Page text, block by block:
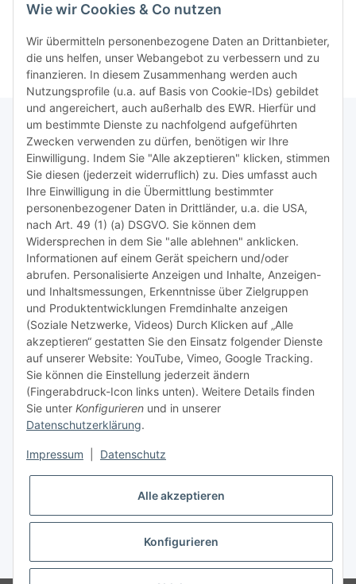
>>Containersucher
>>Goldinfoseite
TiDis Lizenzsystem
Meist besuchte Seiten:
Tipps & Tricks rund um Sublimation
TiDis Videos auf Youtube
Nachfüllpreise für Druckerpatronen
Refillservice Patronen verpacken
TiDis Druckerwerkstatt
TiDis PC & Notebookwerkstatt
TiDis eScooter Werkstatt
GIC (German Ink Company)
Der Refiller (Infoportal)
* Alle Preise inkl. gesetzlicher USt., zzgl.Versand
Wie wir Cookies & Co nutzen
Wir übermitteln personenbezogene Daten an Drittanbieter,
die uns helfen, unser Webangebot zu verbessern und zu
finanzieren. In diesem Zusammenhang werden auch
Nutzungsprofile (u.a. auf Basis von Cookie-IDs) gebildet
und angereichert, auch außerhalb des EWR. Hierfür und
um bestimmte Dienste zu nachfolgend aufgeführten
Zwecken verwenden zu dürfen, benötigen wir Ihre
Einwilligung. Indem Sie "Alle akzeptieren" klicken, stimmen
Sie diesen (jederzeit widerruflich) zu. Dies umfasst auch
Ihre Einwilligung in die Übermittlung bestimmter
personenbezogener Daten in Drittländer, u.a. die USA,
nach Art. 49 (1) (a) DSGVO. Sie können dem
Widersprechen in dem Sie "alle ablehnen" anklicken.
Informationen auf einem Gerät speichern und/oder
abrufen. Personalisierte Anzeigen und Inhalte, Anzeigen-
und Inhaltsmessungen, Erkenntnisse über Zielgruppen
und Produktentwicklungen Fremdinhalte anzeigen
(Soziale Netzwerke, Videos) Durch Klicken auf „Alle
akzeptieren“ gestatten Sie den Einsatz folgender Dienste
auf unserer Website: YouTube, Vimeo, Google Tracking.
Sie können die Einstellung jederzeit ändern
(Fingerabdruck-Icon links unten). Weitere Details finden
Sie unter Konfigurieren und in unserer
Datenschutzerklärung.
Impressum Datenschutz
Alle akzeptieren
Konfigurieren